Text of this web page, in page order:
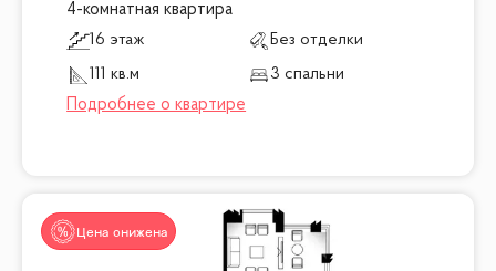
4-комнатная квартира
16 этаж
Без отделки
111 кв.м
3 спальни
Цена снижена